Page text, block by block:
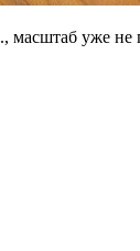
масштаб уже